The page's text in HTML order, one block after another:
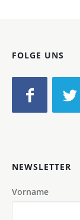
FOLGE UNS
NEWSLETTER
Vorname